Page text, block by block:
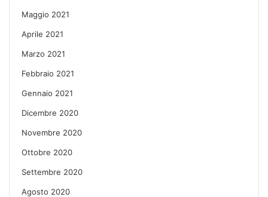
Maggio 2021
Aprile 2021
Marzo 2021
Febbraio 2021
Gennaio 2021
Dicembre 2020
Novembre 2020
Ottobre 2020
Settembre 2020
Agosto 2020